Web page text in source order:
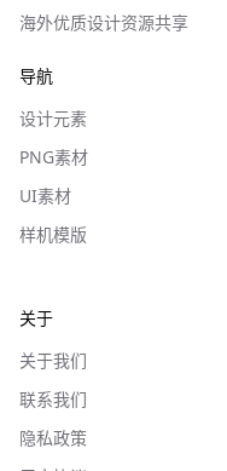
海外优质设计资源共享
导航
设计元素
PNG素材
UI素材
样机模版
关于
关于我们
联系我们
隐私政策